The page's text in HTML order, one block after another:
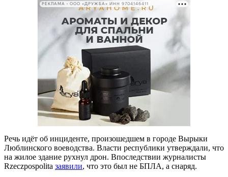
РЕКЛАМА • ООО «ДРУЖБА» ИНН 9704146411
Речь идёт об инциденте, произошедшем в городе Вырыки
Люблинского воеводства. Власти республики утверждали, что
на жилое здание рухнул дрон. Впоследствии журналисты
Rzeczpospolita заявили, что это был не БПЛА, а снаряд.